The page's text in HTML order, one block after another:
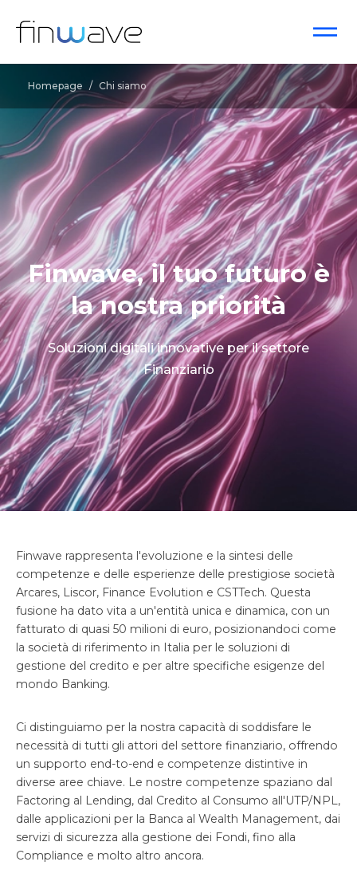
Homepage / Chi siamo
Finwave, il tuo futuro è
la nostra priorità
Soluzioni digitali innovative per il settore
Finanziario
Finwave rappresenta l'evoluzione e la sintesi delle
competenze e delle esperienze delle prestigiose società
Arcares, Liscor, Finance Evolution e CSTTech. Questa
fusione ha dato vita a un'entità unica e dinamica, con un
fatturato di quasi 50 milioni di euro, posizionandoci come
la società di riferimento in Italia per le soluzioni di
gestione del credito e per altre specifiche esigenze del
mondo Banking.
Ci distinguiamo per la nostra capacità di soddisfare le
necessità di tutti gli attori del settore finanziario, offrendo
un supporto end-to-end e competenze distintive in
diverse aree chiave. Le nostre competenze spaziano dal
Factoring al Lending, dal Credito al Consumo all'UTP/NPL,
dalle applicazioni per la Banca al Wealth Management, dai
servizi di sicurezza alla gestione dei Fondi, fino alla
Compliance e molto altro ancora.